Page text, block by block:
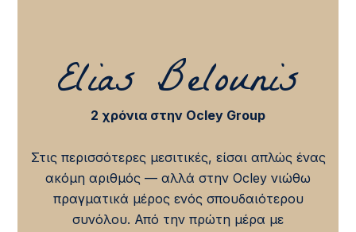
Elias Belounis
2 χρόνια στην Ocley Group
Στις περισσότερες μεσιτικές, είσαι απλώς ένας
ακόμη αριθμός — αλλά στην Ocley νιώθω
πραγματικά μέρος ενός σπουδαιότερου
συνόλου. Από την πρώτη μέρα με